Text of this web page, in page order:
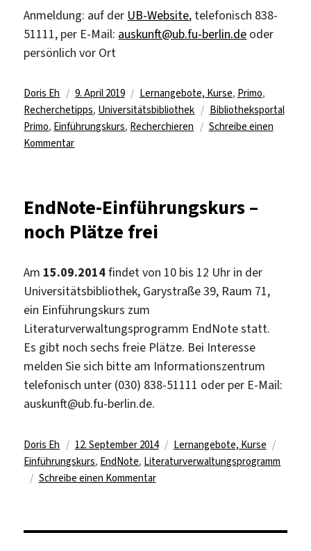
Anmeldung: auf der UB-Website, telefonisch 838-
51111, per E-Mail: auskunft@ub.fu-berlin.de oder
persönlich vor Ort
Autor
Doris Eh
Veröffentlicht
am
9. April 2019 Kategorien
Lernangebote, Kurse, Primo,
Recherchetipps, Universitätsbibliothek Schlagwörter
Bibliotheksportal
Primo, Einführungskurs, Recherchieren
Schreibe einen
Kommentarzu
Primo
EndNote-Einführungskurs –
noch Plätze frei
Am 15.09.2014findet von 10 bis 12 Uhr in der
Universitätsbibliothek, Garystraße 39, Raum 71,
ein Einführungskurs zum
Literaturverwaltungsprogramm EndNote statt.
Es gibt noch sechs freie Plätze. Bei Interesse
melden Sie sich bitte am Informationszentrum
telefonisch unter (030) 838-51111 oder per E-Mail:
auskunft@ub.fu-berlin.de.
Autor
Doris Eh
Veröffentlicht
am
12. September 2014 Kategorien
Lernangebote, Kurse
Einführungskurs, EndNote, Literaturverwaltungsprogramm
Schreibe einen Kommentarzu
–